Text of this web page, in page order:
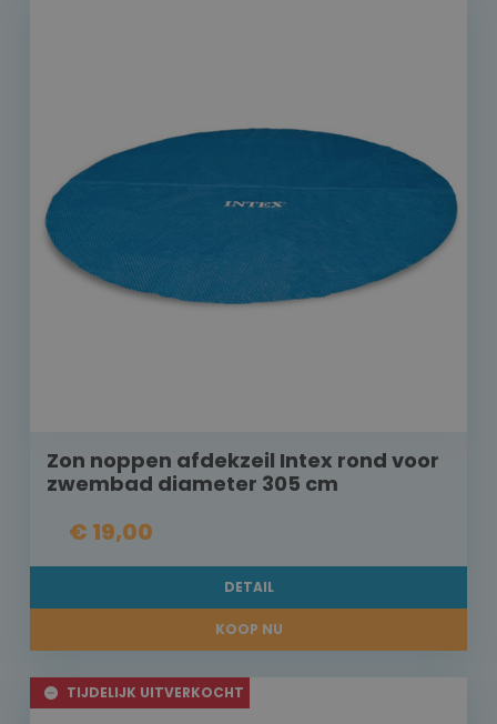
Zon noppen afdekzeil Intex rond voor
zwembad diameter 305 cm
€ 19,00
DETAIL
KOOP NU
TIJDELIJK UITVERKOCHT